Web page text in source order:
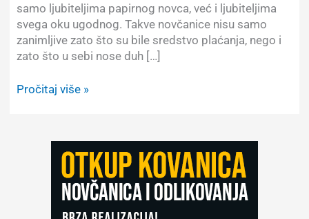
samo ljubiteljima papirnog novca, već i ljubiteljima
svega oku ugodnog. Takve novčanice nisu samo
zanimljive zato što su bile sredstvo plaćanja, nego i
zato što u sebi nose duh […]
Libanonski
Pročitaj više »